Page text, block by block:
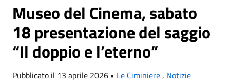
Museo del Cinema, sabato
18 presentazione del saggio
“Il doppio e l’eterno”
Pubblicato il 13 aprile 2026 • Le Ciminiere, Notizie